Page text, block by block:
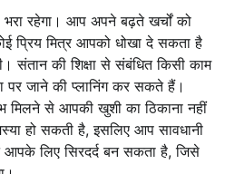
रहेगा। आप अपने बढ़ते खर्चों को
प्रिय मित्र आपको धोखा दे सकता है
संतान की शिक्षा से संबंधित किसी काम
पर जाने की प्लानिंग कर सकते हैं।
मिलने से आपकी खुशी का ठिकाना नहीं
हो सकती है, इसलिए आप सावधानी
लिए सिरदर्द बन सकता है, जिसे